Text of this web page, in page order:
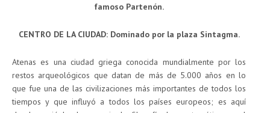
famoso Partenón.
CENTRO DE LA CIUDAD: Dominado por la plaza Sintagma.
Atenas es una ciudad griega conocida mundialmente por los
restos arqueológicos que datan de más de 5.000 años en lo
que fue una de las civilizaciones más importantes de todos los
tiempos y que influyó a todos los países europeos; es aquí